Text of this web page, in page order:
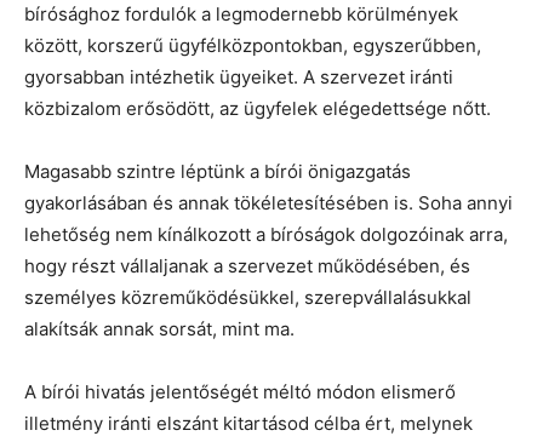
bírósághoz fordulók a legmodernebb körülmények
között, korszerű ügyfélközpontokban, egyszerűbben,
gyorsabban intézhetik ügyeiket. A szervezet iránti
közbizalom erősödött, az ügyfelek elégedettsége nőtt.
Magasabb szintre léptünk a bírói önigazgatás
gyakorlásában és annak tökéletesítésében is. Soha annyi
lehetőség nem kínálkozott a bíróságok dolgozóinak arra,
hogy részt vállaljanak a szervezet működésében, és
személyes közreműködésükkel, szerepvállalásukkal
alakítsák annak sorsát, mint ma.
A bírói hivatás jelentőségét méltó módon elismerő
illetmény iránti elszánt kitartásod célba ért, melynek